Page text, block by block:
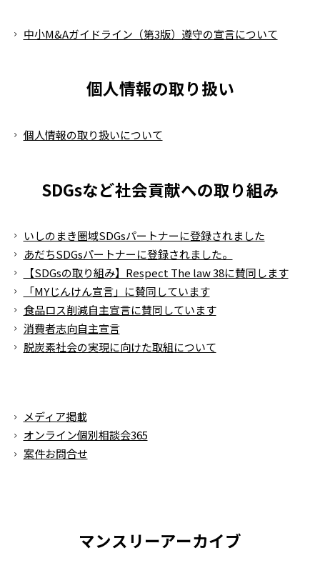
中小M&Aガイドライン（第3版）遵守の宣言について
個人情報の取り扱い
個人情報の取り扱いについて
SDGsなど社会貢献への取り組み
いしのまき圏域SDGsパートナーに登録されました
あだちSDGsパートナーに登録されました。
【SDGsの取り組み】Respect The law 38に賛同します
「MYじんけん宣言」に賛同しています
食品ロス削減自主宣言に賛同しています
消費者志向自主宣言
脱炭素社会の実現に向けた取組について
メディア掲載
オンライン個別相談会365
案件お問合せ
マンスリーアーカイブ